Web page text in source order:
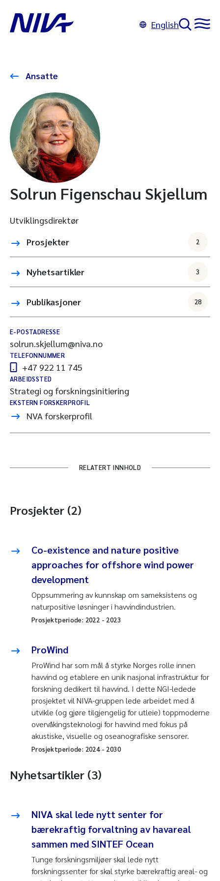
English
Ansatte
Solrun Figenschau Skjellum
Utviklingsdirektør
Prosjekter
2
Nyhetsartikler 3
Publikasjoner 28
E-POSTADRESSE
solrun.skjellum@niva.no
TELEFONNUMMER
+47 922 11 745
ARBEIDSSTED
Strategi og forskningsinitiering
EKSTERN FORSKERPROFIL
NVA forskerprofil
RELATERT INNHOLD
Prosjekter (2)
Co-existence and nature positive
approaches for offshore wind power
development
Oppsummering av kunnskap om sameksistens og
naturpositive løsninger i havvindindustrien.
Prosjektperiode: 2022 - 2023
ProWind
ProWind har som mål å styrke Norges rolle innen
havvind og etablere en unik nasjonal infrastruktur for
forskning dedikert til havvind. I dette NGI-ledede
prosjektet vil NIVA-gruppen lede arbeidet med å
utvikle (og gjøre tilgjengelig for utleie) toppmoderne
overvåkingsteknologi for havvind med fokus på
akustiske, visuelle og oseanografiske sensorer.
Prosjektperiode: 2024- 2030
Nyhetsartikler (3)
NIVA skal lede nytt senter for
bærekraftig forvaltning av havareal
sammen med SINTEF Ocean
Tunge forskningsmiljøer skal lede nytt
forskningssenter for skal styrke bærekraftig areal- og